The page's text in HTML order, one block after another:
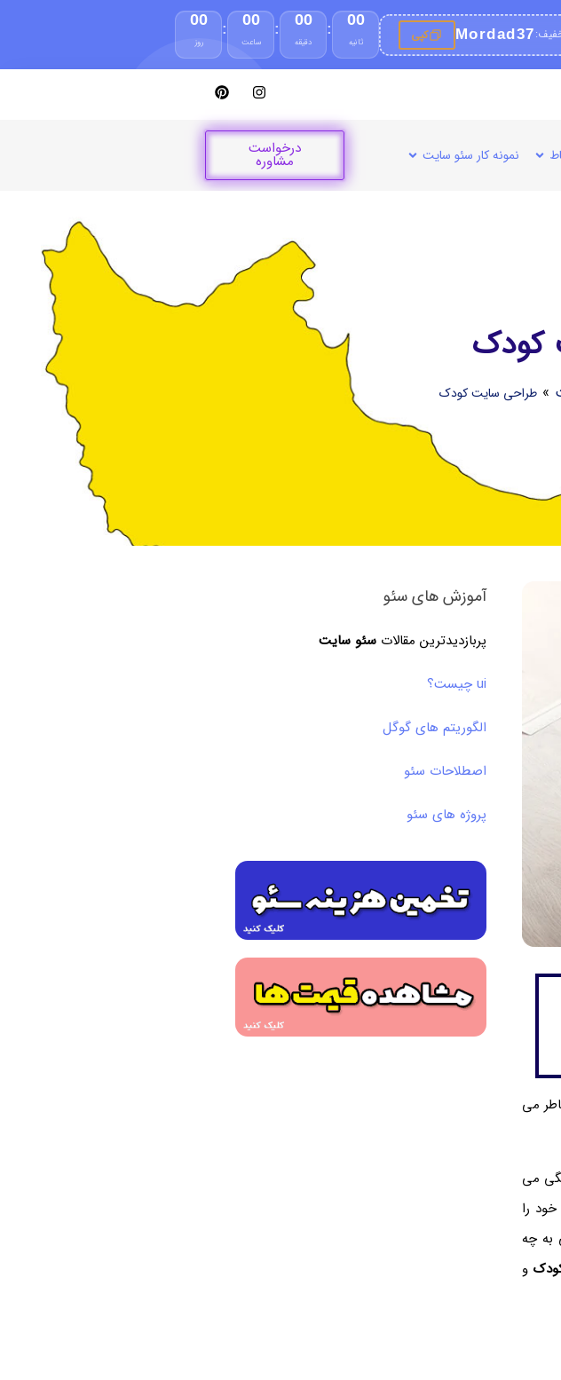
Mordad37 کپی
00
روز
:
00
ساعت
:
00
دقیقه
:
00
ثانیه
نمونه کار سئو سایت درخواست
مشاوره
کودک
» طراحی سایت کودک
می
می
را
به چه
و
آموزش های سئو
پربازدیدترین مقالاتسئو سایت
ui چیست؟
الگوریتم های گوگل
اصطلاحات سئو
پروژه های سئو